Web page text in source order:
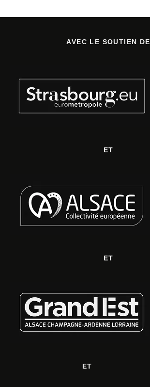
AVEC LE SOUTIEN DE
ET
ET
ET